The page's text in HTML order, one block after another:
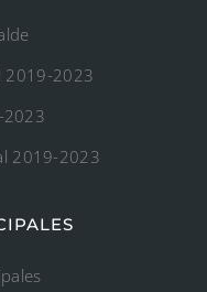
2019-2023
2023
2019-2023